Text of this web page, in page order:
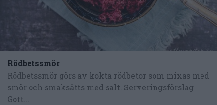
Rödbetssmör
Rödbetssmör görs av kokta rödbetor som mixas med
smör och smaksätts med salt. Serveringsförslag
Gott...